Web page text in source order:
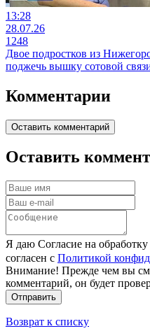
13:28
28.07.26
1248
Двое подростков из
поджечь вышку сотовой
Комментарии
Оставить комментарий
Оставить
Я даю Согласие на
согласен с Политикой
Внимание! Прежде чем вы
комментарий, он будет
Отправить
Возврат к списку